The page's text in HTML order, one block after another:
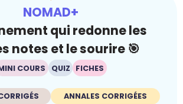
NOMAD+
qui redonne les
notes et le sourire 🎯
COURS QUIZ FICHES
ANNALES CORRIGÉES